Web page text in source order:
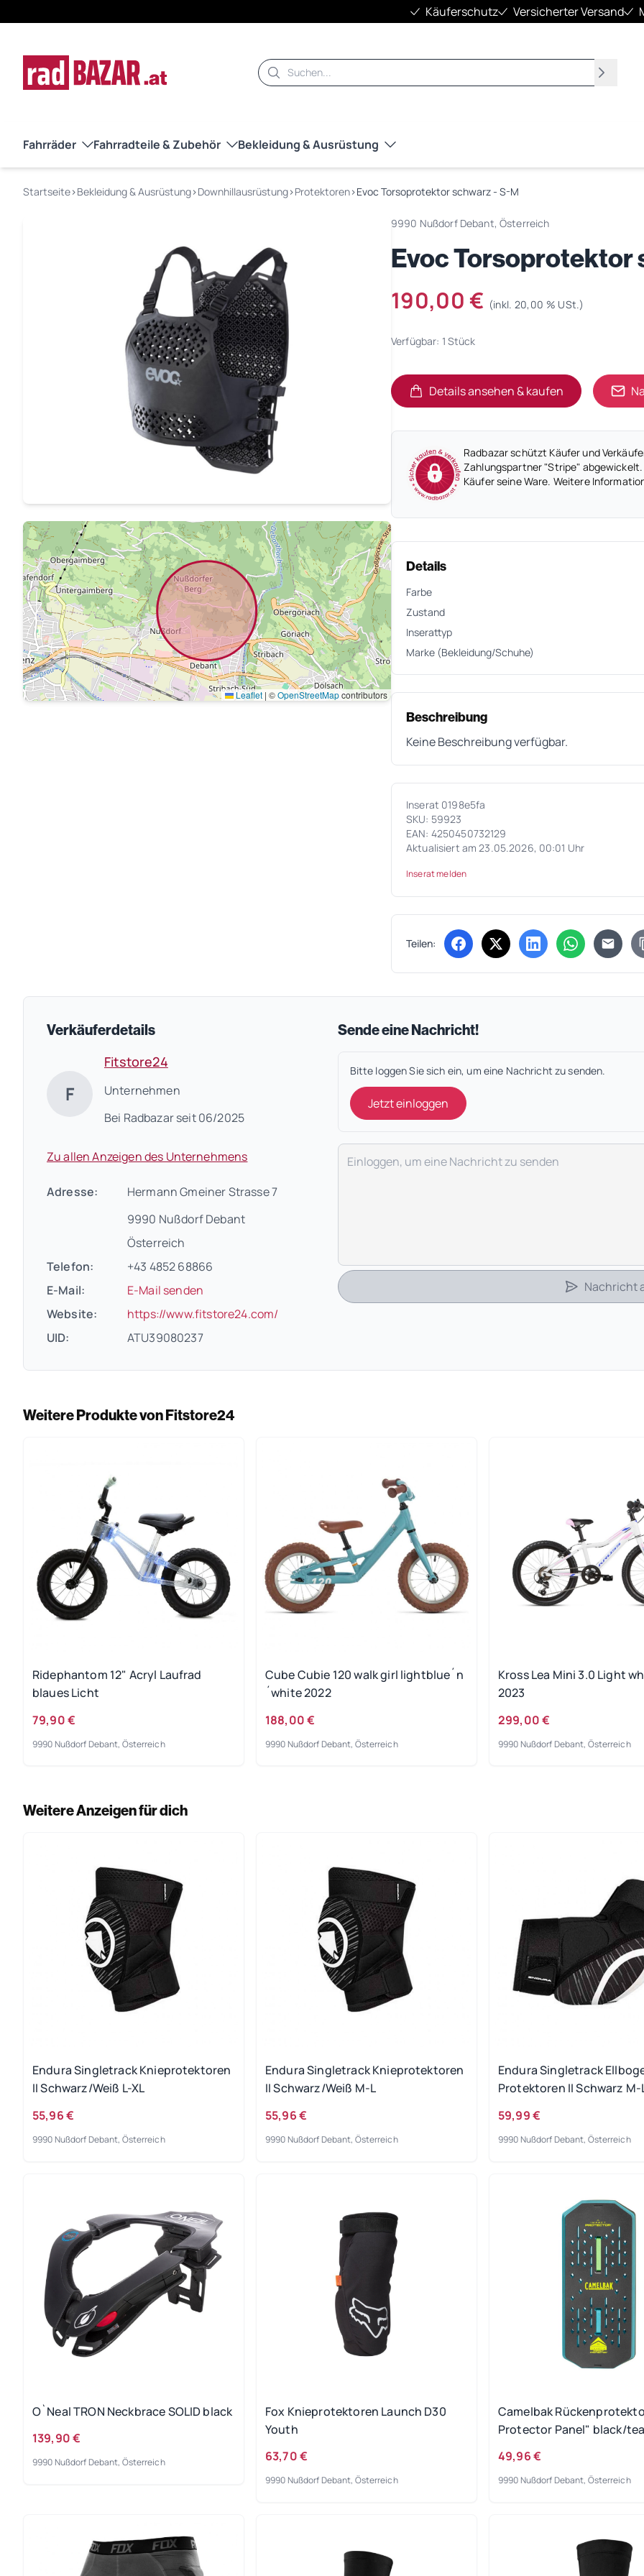
Käuferschutz Versicherter Versand
Suche
Suchen
Fahrräder Fahrradteile & Zubehör Bekleidung & Ausrüstung
Startseite›Bekleidung & Ausrüstung›Downhillausrüstung›Protektoren›Evoc Torsoprotektor schwarz - S-M
Leaflet | ©OpenStreetMapcontributors
9990 Nußdorf Debant, Österreich
Evoc Torsoprotektor
190,00 € (inkl. 20,00 % USt.)
Verfügbar: 1 Stück
Details ansehen & kaufen
(öffnet in neuem Tab)
(öffnet in neuem Tab)
Radbazar schützt Käufer und
Zahlungspartner "Stripe"
Käufer seine Ware. Weitere
Details
Farbe
Zustand
Inserattyp
Marke (Bekleidung/Schuhe)
Beschreibung
Keine Beschreibung verfügbar.
Inserat 0198e5fa
SKU: 59923
EAN: 4250450732129
Aktualisiert am 23.05.2026, 00:01 Uhr
Inserat melden
Teilen: (öffnet in neuem Tab)
(öffnet in neuem Tab)
(öffnet in neuem
(öffnet in
Verkäuferdetails
F
Fitstore24
Unternehmen
Bei Radbazar seit 06/2025
Zu allen Anzeigen des Unternehmens
Adresse:
Hermann Gmeiner Strasse 7
9990 Nußdorf Debant
Österreich
Telefon:
+43 4852 68866
E-Mail:
E-Mail senden
Website:
https://www.fitstore24.com/
UID:
ATU39080237
Sende eine Nachricht!
Bitte loggen Sie sich ein, um eine Nachricht zu senden.
Jetzt einloggen
Deine Nachricht
Nachricht
Weitere Produkte von Fitstore24
Ridephantom 12" Acryl Laufrad
blaues Licht
79,90 €
9990 Nußdorf Debant, Österreich
Cube Cubie 120 walk girl lightblue´n
´white 2022
188,00 €
9990 Nußdorf Debant, Österreich
Kross Lea Mini 3.0 Light
2023
299,00 €
9990 Nußdorf Debant, Österreich
Weitere Anzeigen für dich
Endura Singletrack Knieprotektoren
II Schwarz/Weiß L-XL
55,96 €
9990 Nußdorf Debant, Österreich
Endura Singletrack Knieprotektoren
II Schwarz/Weiß M-L
55,96 €
9990 Nußdorf Debant, Österreich
Endura Singletrack
Protektoren II Schwarz M-
59,99 €
9990 Nußdorf Debant, Österreich
O`Neal TRON Neckbrace SOLID black
139,90 €
9990 Nußdorf Debant, Österreich
Fox Knieprotektoren Launch D30
Youth
63,70 €
9990 Nußdorf Debant, Österreich
Camelbak
Protector Panel" black/
49,96 €
9990 Nußdorf Debant, Österreich